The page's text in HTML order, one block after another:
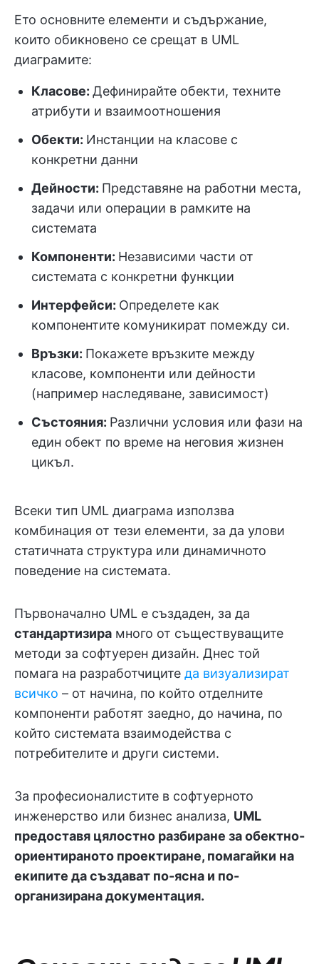
Ето основните елементи и съдържание,
които обикновено се срещат в UML
диаграмите:
Класове: Дефинирайте обекти, техните
атрибути и взаимоотношения
Обекти: Инстанции на класове с
конкретни данни
Дейности: Представяне на работни места,
задачи или операции в рамките на
системата
Компоненти: Независими части от
системата с конкретни функции
Интерфейси: Определете как
компонентите комуникират помежду си.
Връзки: Покажете връзките между
класове, компоненти или дейности
(например наследяване, зависимост)
Състояния: Различни условия или фази на
един обект по време на неговия жизнен
цикъл.
Всеки тип UML диаграма използва
комбинация от тези елементи, за да улови
статичната структура или динамичното
поведение на системата.
Първоначално UML е създаден, за да
стандартизира много от съществуващите
методи за софтуерен дизайн. Днес той
помага на разработчиците да визуализират
всичко – от начина, по който отделните
компоненти работят заедно, до начина, по
който системата взаимодейства с
потребителите и други системи.
За професионалистите в софтуерното
инженерство или бизнес анализа, UML
предоставя цялостно разбиране за обектно-
ориентираното проектиране, помагайки на
екипите да създават по-ясна и по-
организирана документация.